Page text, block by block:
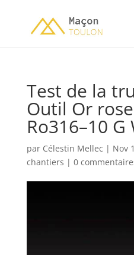
Test de la
Outil Or
Ro316–10 G
par Célestin Mellec | Nov
chantiers | 0